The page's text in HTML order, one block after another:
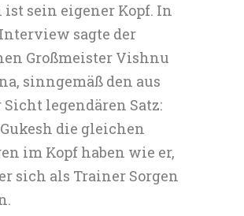
ist sein eigener Kopf. In
sagte der
Großmeister Vishnu
sinngemäß den aus
legendären Satz:
die gleichen
im Kopf haben wie er,
sich als Trainer Sorgen